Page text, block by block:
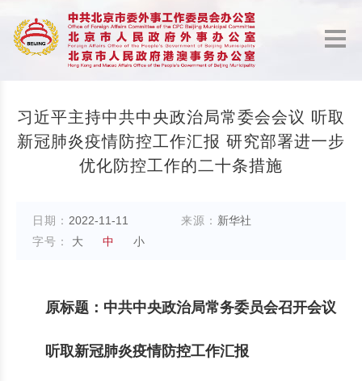
习近平主持中共中央政治局常委会会议 听取
新冠肺炎疫情防控工作汇报 研究部署进一步
优化防控工作的二十条措施
日期： 2022-11-11 来源： 新华社
字号：
大 中 小
原标题：中共中央政治局常务委员会召开会议
听取新冠肺炎疫情防控工作汇报